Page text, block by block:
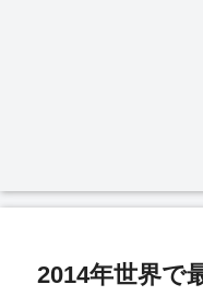
2014年世界で